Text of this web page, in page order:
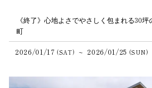
《終了》心地よさでやさしく包まれる30
町
2026/01/17 (SAT) ~ 2026/01/25 (SUN)